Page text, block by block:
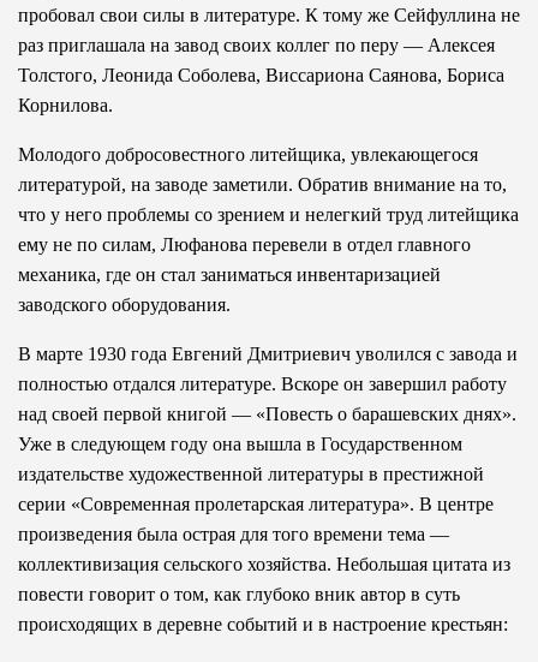
пробовал свои силы в литературе. К тому же Сейфуллина не
раз приглашала на завод своих коллег по перу — Алексея
Толстого, Леонида Соболева, Виссариона Саянова, Бориса
Корнилова.
Молодого добросовестного литейщика, увлекающегося
литературой, на заводе заметили. Обратив внимание на то,
что у него проблемы со зрением и нелегкий труд литейщика
ему не по силам, Люфанова перевели в отдел главного
механика, где он стал заниматься инвентаризацией
заводского оборудования.
В марте 1930 года Евгений Дмитриевич уволился с завода и
полностью отдался литературе. Вскоре он завершил работу
над своей первой книгой — «Повесть о барашевских днях».
Уже в следующем году она вышла в Государственном
издательстве художественной литературы в престижной
серии «Современная пролетарская литература». В центре
произведения была острая для того времени тема —
коллективизация сельского хозяйства. Небольшая цитата из
повести говорит о том, как глубоко вник автор в суть
происходящих в деревне событий и в настроение крестьян: